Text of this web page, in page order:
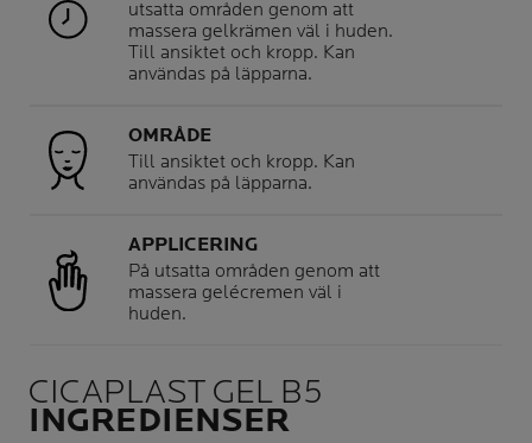
utsatta områden genom att
massera gelkrämen väl i huden.
Till ansiktet och kropp. Kan
användas på läpparna.
OMRÅDE
Till ansiktet och kropp. Kan
användas på läpparna.
APPLICERING
På utsatta områden genom att
massera gelécremen väl i
huden.
CICAPLAST GEL B5
INGREDIENSER